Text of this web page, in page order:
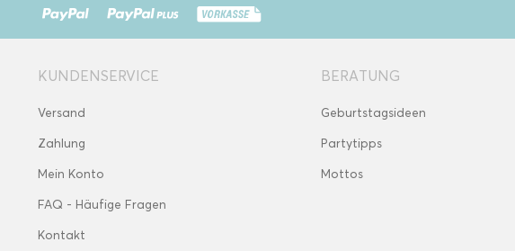
KUNDENSERVICE
Versand
Zahlung
Mein Konto
FAQ - Häufige Fragen
Kontakt
BERATUNG
Geburtstagsideen
Partytipps
Mottos